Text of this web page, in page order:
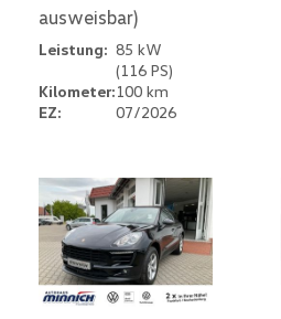
ausweisbar)
Leistung: 85 kW
(116 PS)
Kilometer:100 km
EZ:
07/2026